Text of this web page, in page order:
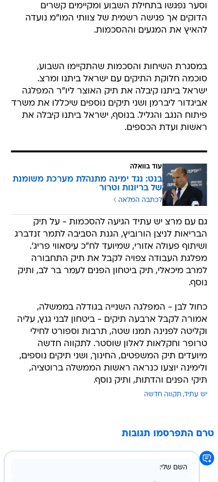
וסער נפגשו בתחילת השבוע ומקיימים קשרים
הדוקים אך פגישה רשמית של צוותי המו"מ נועדה
להאיץ את המגעים וההסכמות.
במסגרת השיחות והסכמות שהתקיימו השבוע,
סוכמה חלוקת התיקים עם ישראל ביתנו ומרצ.
ישראל ביתנו קיבלה את תיק האוצר ליו"ר המפלגה
אביגדור ליברמן ושני תיקים נוספים שיכללו את משרד
פיתוח הנגב והגליל. בנוסף, ישראל ביתנו קיבלה את
ראשות ועדת הכספים.
עוד בוואלה
בנט: נגד ימינה מתנהלת מערכת משומנת
של בריונות וטרור
לכתבה המלאה
גם עם מרצ יש עתיד הגיעה להסכמות - על תיק
הבריאות לניצן הורוביץ, הגנת הסביבה לתמר זנדברג
ושיתוף פעולה אזורי, שמיועד לח"כ עיסאווי פריג'.
מפלגת העבודה צפויה לקבל את תיק התחבורה
למרב מיכאלי, תיק ביטחון הפנים לעמר בר לב, ותיק
נוסף.
כחול לבן - המפלגה השנייה בגודלה בממשלה,
אמורה לקבל ארבעה תיקים - ביטחון לבני גנץ, עליה
וקליטה לפנינה תמנו שטה, תרבות וספורט לחילי
טרופר וחקלאות לאלון שוסטר. לתקווה חדשה
מיועדים תיק המשפטים, החינוך, ושני תיקים נוספים,
ולימינה יוצעו כנראה ראשות הממשלה ברוטציה,
תיקי הפנים והדתות, ותיק נוסף.
יש עתיד תקווה חדשה
טרם התפרסמו תגובות